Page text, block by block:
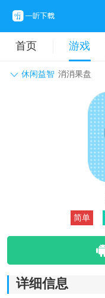
首页 游戏
休闲益智 消消果盘
动
卡牌
挂
简单
详细信息